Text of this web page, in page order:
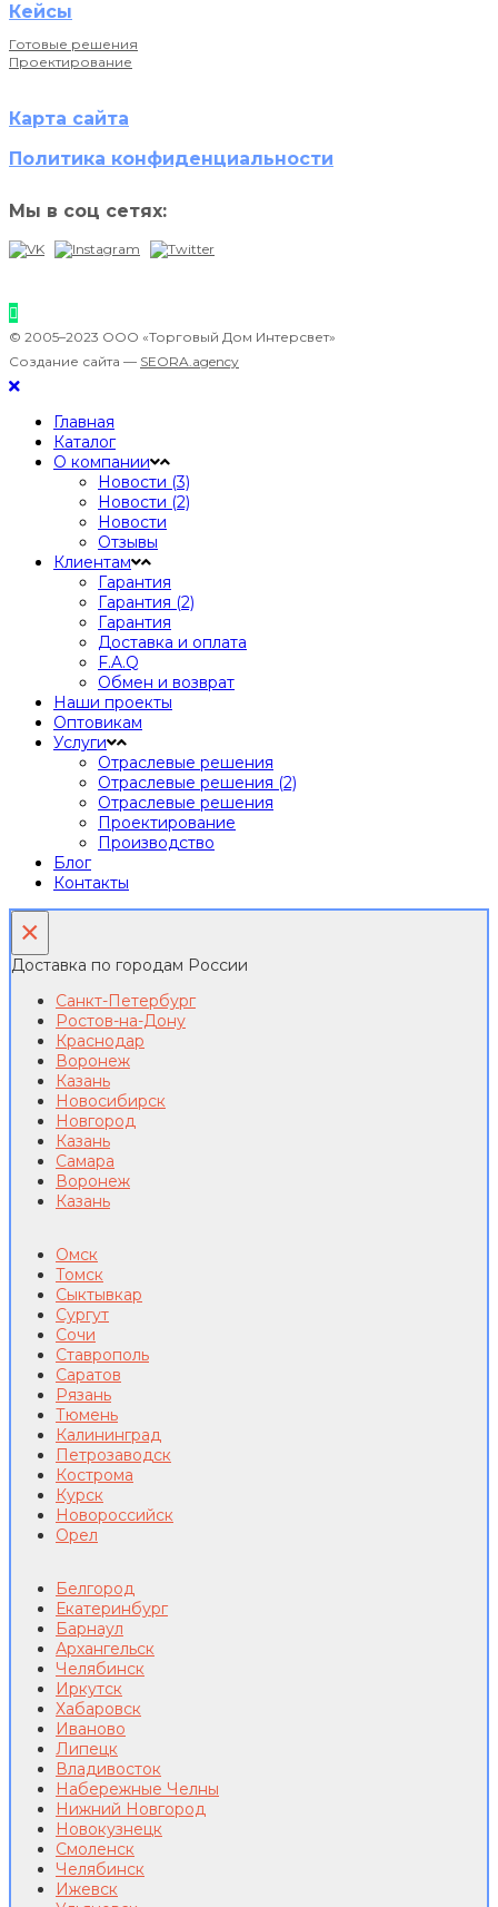
Кейсы
Готовые решения
Проектирование
Карта сайта
Политика конфиденциальности
Мы в соц сетях:
© 2005–2023 ООО «Торговый Дом Интерсвет»
Создание сайта — SEORA.agency
Главная
Каталог
О компании
Новости (3)
Новости (2)
Новости
Отзывы
Клиентам
Гарантия
Гарантия (2)
Гарантия
Доставка и оплата
F.A.Q
Обмен и возврат
Наши проекты
Оптовикам
Услуги
Отраслевые решения
Отраслевые решения (2)
Отраслевые решения
Проектирование
Производство
Блог
Контакты
×
Доставка по городам России
Санкт-Петербург
Ростов-на-Дону
Краснодар
Воронеж
Казань
Новосибирск
Новгород
Казань
Самара
Воронеж
Казань
Омск
Томск
Сыктывкар
Сургут
Сочи
Ставрополь
Саратов
Рязань
Тюмень
Калининград
Петрозаводск
Кострома
Курск
Новороссийск
Орел
Белгород
Екатеринбург
Барнаул
Архангельск
Челябинск
Иркутск
Хабаровск
Иваново
Липецк
Владивосток
Набережные Челны
Нижний Новгород
Новокузнецк
Смоленск
Челябинск
Ижевск